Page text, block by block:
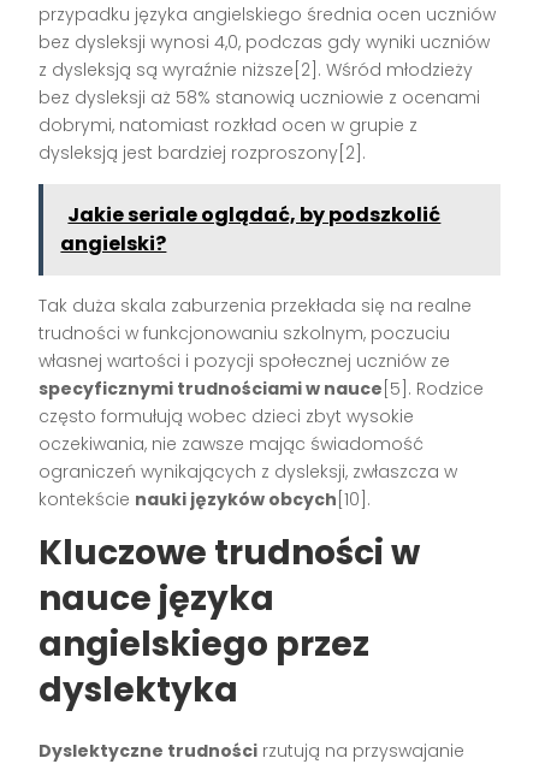
przypadku języka angielskiego średnia ocen uczniów
bez dysleksji wynosi 4,0, podczas gdy wyniki uczniów
z dysleksją są wyraźnie niższe[2]. Wśród młodzieży
bez dysleksji aż 58% stanowią uczniowie z ocenami
dobrymi, natomiast rozkład ocen w grupie z
dysleksją jest bardziej rozproszony[2].
Jakie seriale oglądać, by podszkolić
angielski?
Tak duża skala zaburzenia przekłada się na realne
trudności w funkcjonowaniu szkolnym, poczuciu
własnej wartości i pozycji społecznej uczniów ze
specyficznymi trudnościami w nauce [5]. Rodzice
często formułują wobec dzieci zbyt wysokie
oczekiwania, nie zawsze mając świadomość
ograniczeń wynikających z dysleksji, zwłaszcza w
kontekście nauki języków obcych [10].
Kluczowe trudności w
nauce języka
angielskiego przez
dyslektyka
Dyslektyczne trudności rzutują na przyswajanie